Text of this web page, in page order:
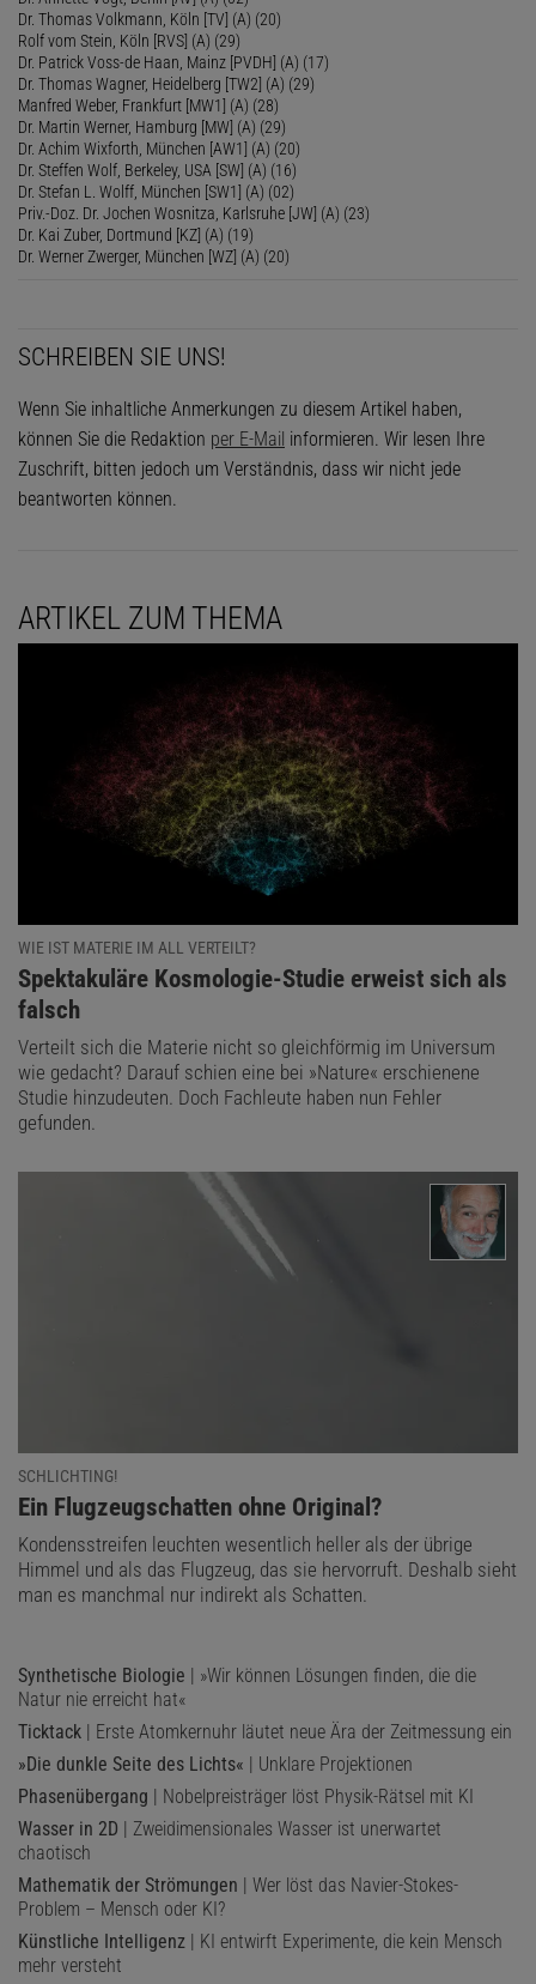
Dr. Thomas Volkmann, Köln [TV] (A) (20)
Rolf vom Stein, Köln [RVS] (A) (29)
Dr. Patrick Voss-de Haan, Mainz [PVDH] (A) (17)
Dr. Thomas Wagner, Heidelberg [TW2] (A) (29)
Manfred Weber, Frankfurt [MW1] (A) (28)
Dr. Martin Werner, Hamburg [MW] (A) (29)
Dr. Achim Wixforth, München [AW1] (A) (20)
Dr. Steffen Wolf, Berkeley, USA [SW] (A) (16)
Dr. Stefan L. Wolff, München [SW1] (A) (02)
Priv.-Doz. Dr. Jochen Wosnitza, Karlsruhe [JW] (A) (23)
Dr. Kai Zuber, Dortmund [KZ] (A) (19)
Dr. Werner Zwerger, München [WZ] (A) (20)
SCHREIBEN SIE UNS!
Wenn Sie inhaltliche Anmerkungen zu diesem Artikel haben,
können Sie die Redaktion per E-Mail informieren. Wir lesen Ihre
Zuschrift, bitten jedoch um Verständnis, dass wir nicht jede
beantworten können.
ARTIKEL ZUM THEMA
WIE IST MATERIE IM ALL VERTEILT?
:
Spektakuläre Kosmologie-Studie erweist sich als
falsch
Verteilt sich die Materie nicht so gleichförmig im Universum
wie gedacht? Darauf schien eine bei »Nature« erschienene
Studie hinzudeuten. Doch Fachleute haben nun Fehler
gefunden.
SCHLICHTING!
:
Ein Flugzeugschatten ohne Original?
Kondensstreifen leuchten wesentlich heller als der übrige
Himmel und als das Flugzeug, das sie hervorruft. Deshalb sieht
man es manchmal nur indirekt als Schatten.
Synthetische Biologie | »Wir können Lösungen finden, die die
Natur nie erreicht hat«
Ticktack | Erste Atomkernuhr läutet neue Ära der Zeitmessung ein
»Die dunkle Seite des Lichts« | Unklare Projektionen
Phasenübergang | Nobelpreisträger löst Physik-Rätsel mit KI
Wasser in 2D | Zweidimensionales Wasser ist unerwartet
chaotisch
Mathematik der Strömungen | Wer löst das Navier-Stokes-
Problem – Mensch oder KI?
Künstliche Intelligenz | KI entwirft Experimente, die kein Mensch
mehr versteht